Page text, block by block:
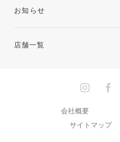
お知らせ
店舗一覧
会社概要
サイトマップ